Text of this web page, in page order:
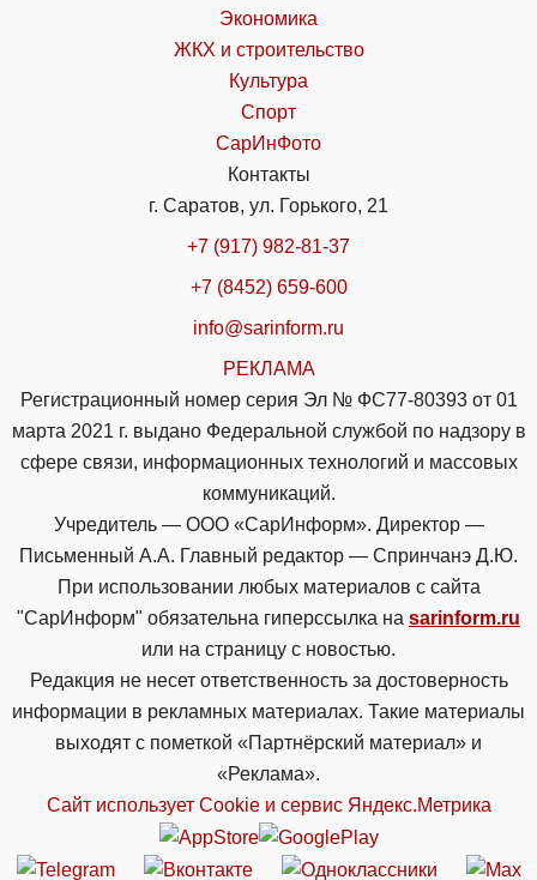
Экономика
ЖКХ и строительство
Культура
Спорт
СарИнФото
Контакты
г. Саратов, ул. Горького, 21
+7 (917) 982-81-37
+7 (8452) 659-600
info@sarinform.ru
РЕКЛАМА
Регистрационный номер серия Эл № ФС77-80393 от 01
марта 2021 г. выдано Федеральной службой по надзору в
сфере связи, информационных технологий и массовых
коммуникаций.
Учредитель — ООО «СарИнформ». Директор —
Письменный А.А. Главный редактор — Спринчанэ Д.Ю.
При использовании любых материалов с сайта
"СарИнформ" обязательна гиперссылка на sarinform.ru
или на страницу с новостью.
Редакция не несет ответственность за достоверность
информации в рекламных материалах. Такие материалы
выходят с пометкой «Партнёрский материал» и
«Реклама».
Сайт использует Cookie и сервиc Яндекс.Метрика